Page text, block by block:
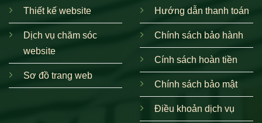
Thiết kế website
Dịch vụ chăm sóc
website
Sơ đồ trang web
Hướng dẫn thanh toán
Chính sách bảo hành
Cính sách hoàn tiền
Chính sách bảo mật
Điều khoản dịch vụ